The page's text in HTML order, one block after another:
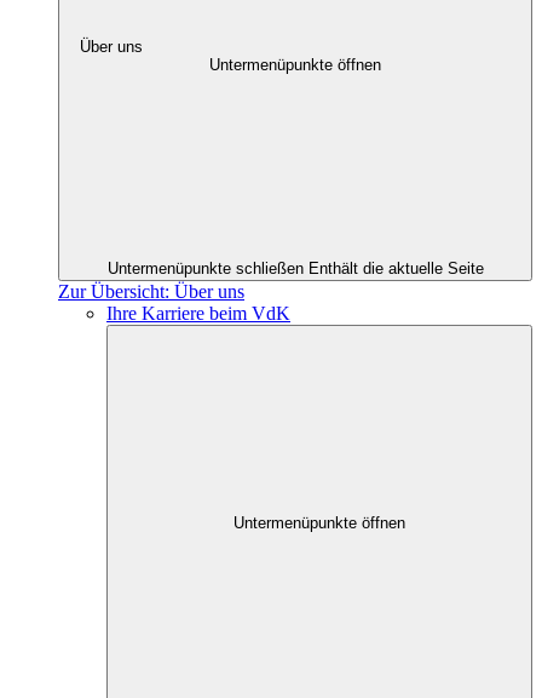
Über uns
Untermenüpunkte öffnen
Untermenüpunkte schließen Enthält die aktuelle Seite
Zur Übersicht: Über uns
Ihre Karriere beim VdK
Untermenüpunkte öffnen